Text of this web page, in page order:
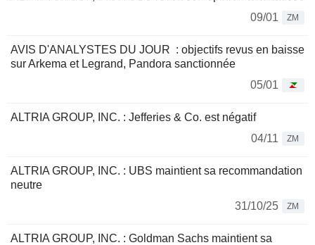
09/01
ZM
AVIS D'ANALYSTES DU JOUR : objectifs revus en baisse
sur Arkema et Legrand, Pandora sanctionnée
05/01
ALTRIA GROUP, INC. : Jefferies & Co. est négatif
04/11
ZM
ALTRIA GROUP, INC. : UBS maintient sa recommandation
neutre
31/10/25
ZM
ALTRIA GROUP, INC. : Goldman Sachs maintient sa